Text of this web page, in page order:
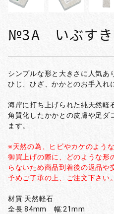
№3A いぶすき
シンプルな形と大きさに人気あ
ひじ、ひざ、かかとのお手入れ
海岸に打ち上げられた純天然軽
角質化したかかとの皮膚や足ダ
ます。
※天然の為、ヒビやカケのよう
御買上げの際に、どのような形
らないため商品到着後の返品や
予めご了承の上、ご注文下さい。
材質:天然軽石
全長:84mm 幅:21mm